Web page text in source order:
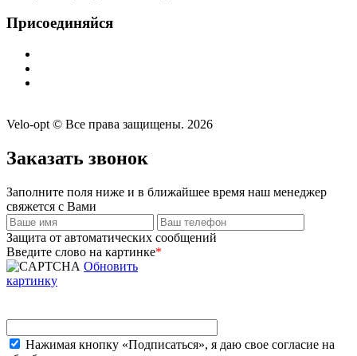
Присоединяйся
Velo-opt © Все права защищены. 2026
Заказать звонок
Заполните поля ниже и в ближайшее время наш менеджер
свяжется с Вами
Защита от автоматических сообщений
Введите слово на картинке*
Обновить
картинку
Нажимая кнопку «Подписаться», я даю свое согласие на